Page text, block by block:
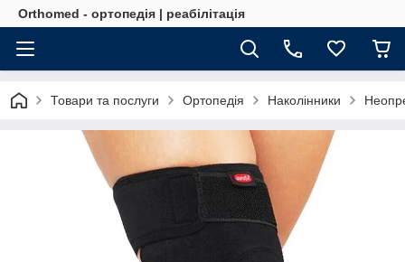
Orthomed - ортопедія | реабілітація
Товари та послуги Ортопедія Наколінники